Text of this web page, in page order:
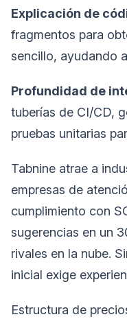
Explicación de
fragmentos para
sencillo, ayudando
Profundidad de
tuberías de CI/CD,
pruebas unitarias
Tabnine atrae a
empresas de
cumplimiento con
sugerencias en un
rivales en la nube.
inicial exige
Estructura de